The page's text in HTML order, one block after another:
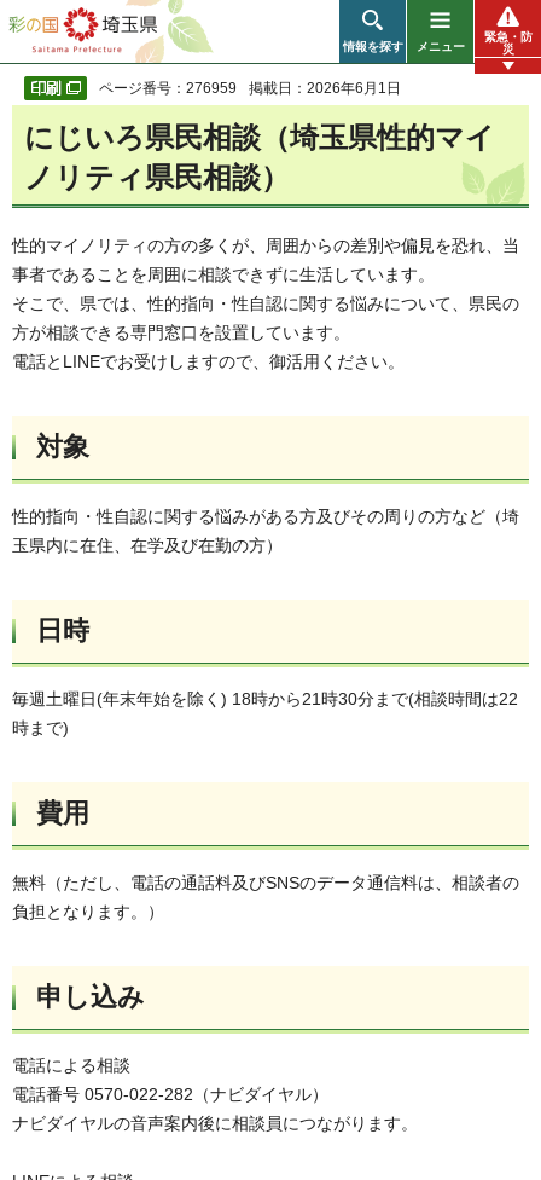
彩の国 埼玉県
情報を探す メニュー
緊急・防
災
ページ番号：276959 掲載日：2026年6月1日
にじいろ県民相談（埼玉県性的マイ
ノリティ県民相談）
性的マイノリティの方の多くが、周囲からの差別や偏見を恐れ、当
事者であることを周囲に相談できずに生活しています。
そこで、県では、性的指向・性自認に関する悩みについて、県民の
方が相談できる専門窓口を設置しています。
電話とLINEでお受けしますので、御活用ください。
対象
性的指向・性自認に関する悩みがある方及びその周りの方など（埼
玉県内に在住、在学及び在勤の方）
日時
毎週土曜日(年末年始を除く) 18時から21時30分まで(相談時間は22
時まで)
費用
無料（ただし、電話の通話料及びSNSのデータ通信料は、相談者の
負担となります。）
申し込み
電話による相談
電話番号 0570-022-282（ナビダイヤル）
ナビダイヤルの音声案内後に相談員につながります。